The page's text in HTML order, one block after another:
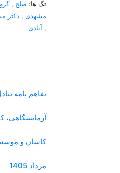
تگ ها: صلح ,
مشهدی , دکتر
آبادی ,
تفاهم نامه
آزمایشگاهی،
مرداد 1405